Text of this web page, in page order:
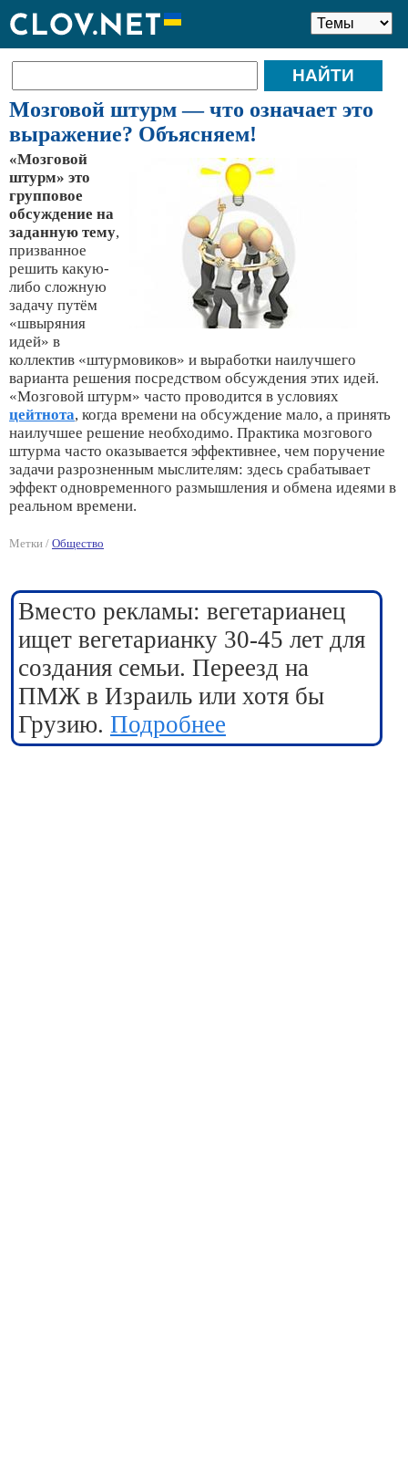
Мозговой штурм — что означает это
выражение? Объясняем!
«Мозговой
штурм» это
групповое
обсуждение на
заданную тему,
призванное
решить какую-
либо сложную
задачу путём
«швыряния
идей» в
коллектив «штурмовиков» и выработки наилучшего
варианта решения посредством обсуждения этих идей.
«Мозговой штурм» часто проводится в условиях
цейтнота, когда времени на обсуждение мало, а принять
наилучшее решение необходимо. Практика мозгового
штурма часто оказывается эффективнее, чем поручение
задачи разрозненным мыслителям: здесь срабатывает
эффект одновременного размышления и обмена идеями в
реальном времени.
Метки / Общество
Вместо рекламы: вегетарианец
ищет вегетарианку 30-45 лет для
создания семьи. Переезд на
ПМЖ в Израиль или хотя бы
Грузию. Подробнее